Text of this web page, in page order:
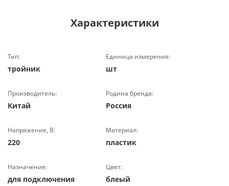
Характеристики
Тип:
тройник
Единица измерения:
шт
Производитель:
Китай
Родина бренда:
Россия
Напряжение, В:
220
Материал:
пластик
Назначение:
для подключения
Цвет:
блеый